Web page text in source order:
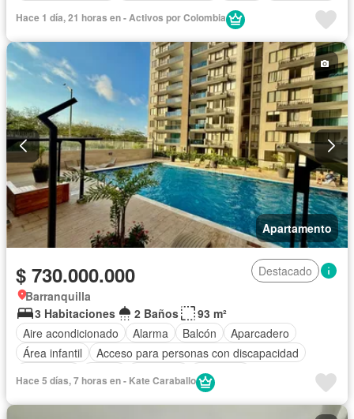
Hace 1 día, 21 horas en - Activos por Colombia
Apartamento
$ 730.000.000
Destacado
Barranquilla
3 Habitaciones
2 Baños
93 m²
Aire acondicionado
Alarma Balcón
Aparcadero
Área infantil
Acceso para personas con discapacidad
Gimnasio
Jacuzzi
Hace 5 días, 7 horas en - Kate Caraballo